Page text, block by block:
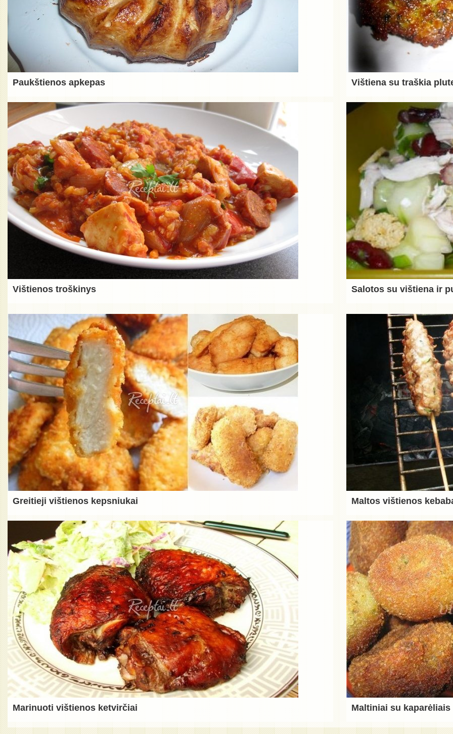
Paukštienos apkepas Vištiena su traškia
Vištienos troškinys Salotos su vištiena ir
Greitieji vištienos kepsniukai Maltos vištienos
Marinuoti vištienos ketvirčiai Maltiniai su kaparėliais